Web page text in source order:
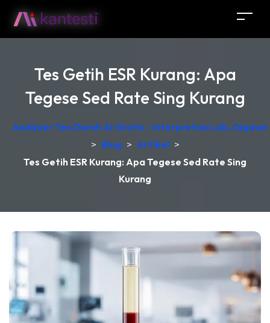
Tes Getih ESR Kurang: Apa
Tegese Sed Rate Sing Kurang
Analyzer Tes Darah AI Gratis - Interpretasi Lab, Digawe
> Blog > Artikel >
Tes Getih ESR Kurang: Apa Tegese Sed Rate Sing
Kurang